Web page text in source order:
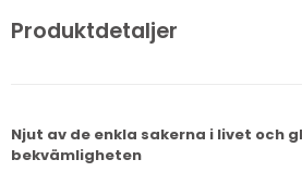
Produktdetaljer
Njut av de enkla sakerna i livet och
bekvämligheten